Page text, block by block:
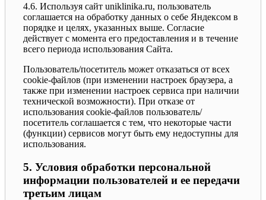
4.6. Используя сайт uniklinika.ru, пользователь
соглашается на обработку данных о себе Яндексом в
порядке и целях, указанных выше. Согласие
действует с момента его предоставления и в течение
всего периода использования Сайта.
Пользователь/посетитель может отказаться от всех
cookie-файлов (при изменении настроек браузера, а
также при изменении настроек сервиса при наличии
технической возможности). При отказе от
использования cookie-файлов пользователь/
посетитель соглашается с тем, что некоторые части
(функции) сервисов могут быть ему недоступны для
использования.
5. Условия обработки персональной
информации пользователей и ее передачи
третьим лицам